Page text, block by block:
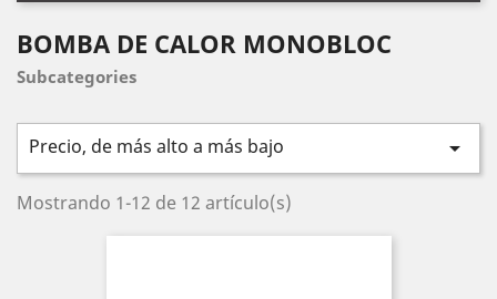
BOMBA DE CALOR MONOBLOC
Subcategories
Precio, de más alto a más bajo 
Mostrando 1-12 de 12 artículo(s)